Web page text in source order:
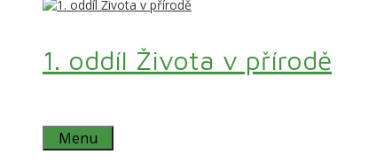
1. oddíl Života v přírodě
Menu